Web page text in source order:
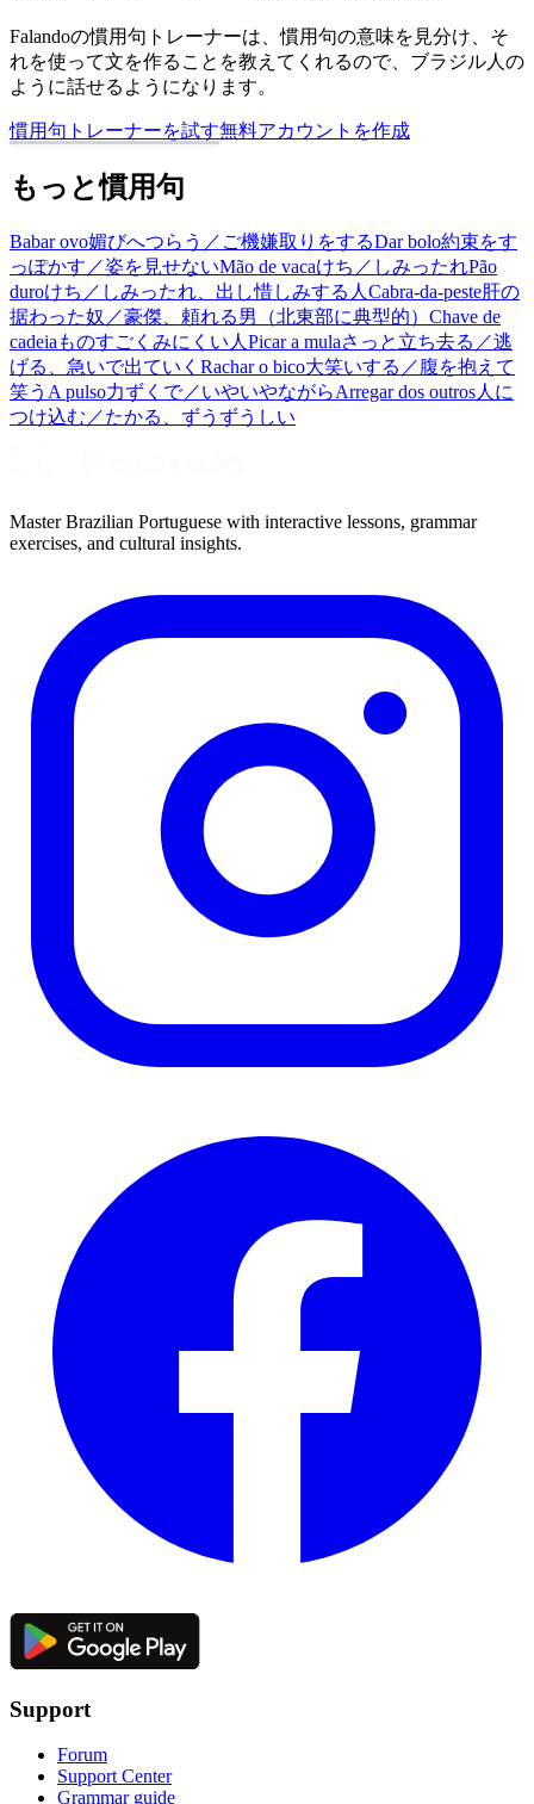
Falandoの慣用句トレーナーは、慣用句の意味を見分け、そ
れを使って文を作ることを教えてくれるので、ブラジル人の
ように話せるようになります。
慣用句トレーナーを試す無料アカウントを作成
もっと慣用句
Babar ovo媚びへつらう／ご機嫌取りをするDar bolo約束をす
っぽかす／姿を見せないMão de vacaけち／しみったれPão
duroけち／しみったれ、出し惜しみする人 Cabra-da-peste肝の
据わった奴／豪傑、頼れる男（北東部に典型的） Chave de
cadeia ものすごくみにくい人 Picar a mulaさっと立ち去る／逃
げる、急いで出ていく Rachar o bico大笑いする／腹を抱えて
笑う A pulso力ずくで／いやいやながらArregar dos outros人に
つけ込む／たかる、ずうずうしい
Master Brazilian Portuguese with interactive lessons, grammar
exercises, and cultural insights.
Support
Forum
Support Center
Grammar guide